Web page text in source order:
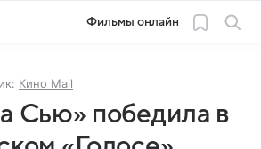
Фильмы онлайн
Кино Mail
Сью» победила в